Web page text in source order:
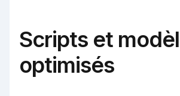
Scripts et
optimisés